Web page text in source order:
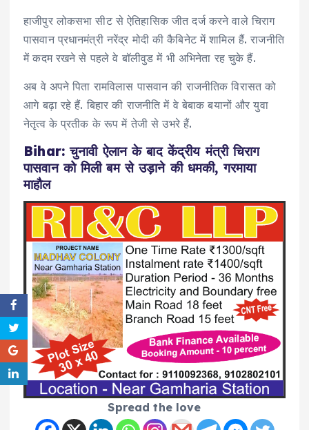
हाजीपुर लोकसभा सीट से ऐतिहासिक जीत दर्ज करने वाले चिराग
पासवान प्रधानमंत्री नरेंद्र मोदी की कैबिनेट में शामिल हैं. राजनीति
में कदम रखने से पहले वे बॉलीवुड में भी अभिनेता रह चुके हैं.
अब वे अपने पिता रामविलास पासवान की राजनीतिक विरासत को
आगे बढ़ा रहे हैं. बिहार की राजनीति में वे बेबाक बयानों और युवा
नेतृत्व के प्रतीक के रूप में तेजी से उभरे हैं.
Bihar: चुनावी ऐलान के बाद केंद्रीय मंत्री चिराग
पासवान को मिली बम से उड़ाने की धमकी, गरमाया
माहौल
Spread the love